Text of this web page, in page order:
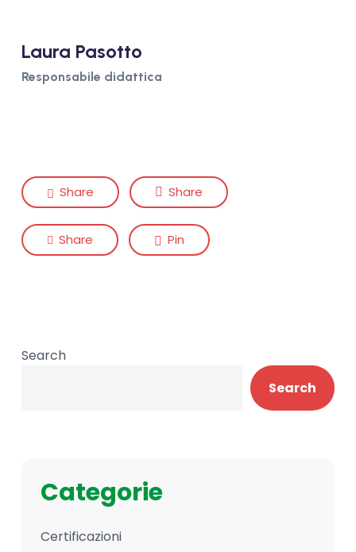
Laura Pasotto
Responsabile didattica
Share Share
Share Pin
Search
Search
Categorie
Certificazioni